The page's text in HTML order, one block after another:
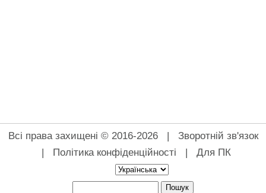
Всі права захищені © 2016-2026 | Зворотній зв'язок
| Політика конфіденційності | Для ПК